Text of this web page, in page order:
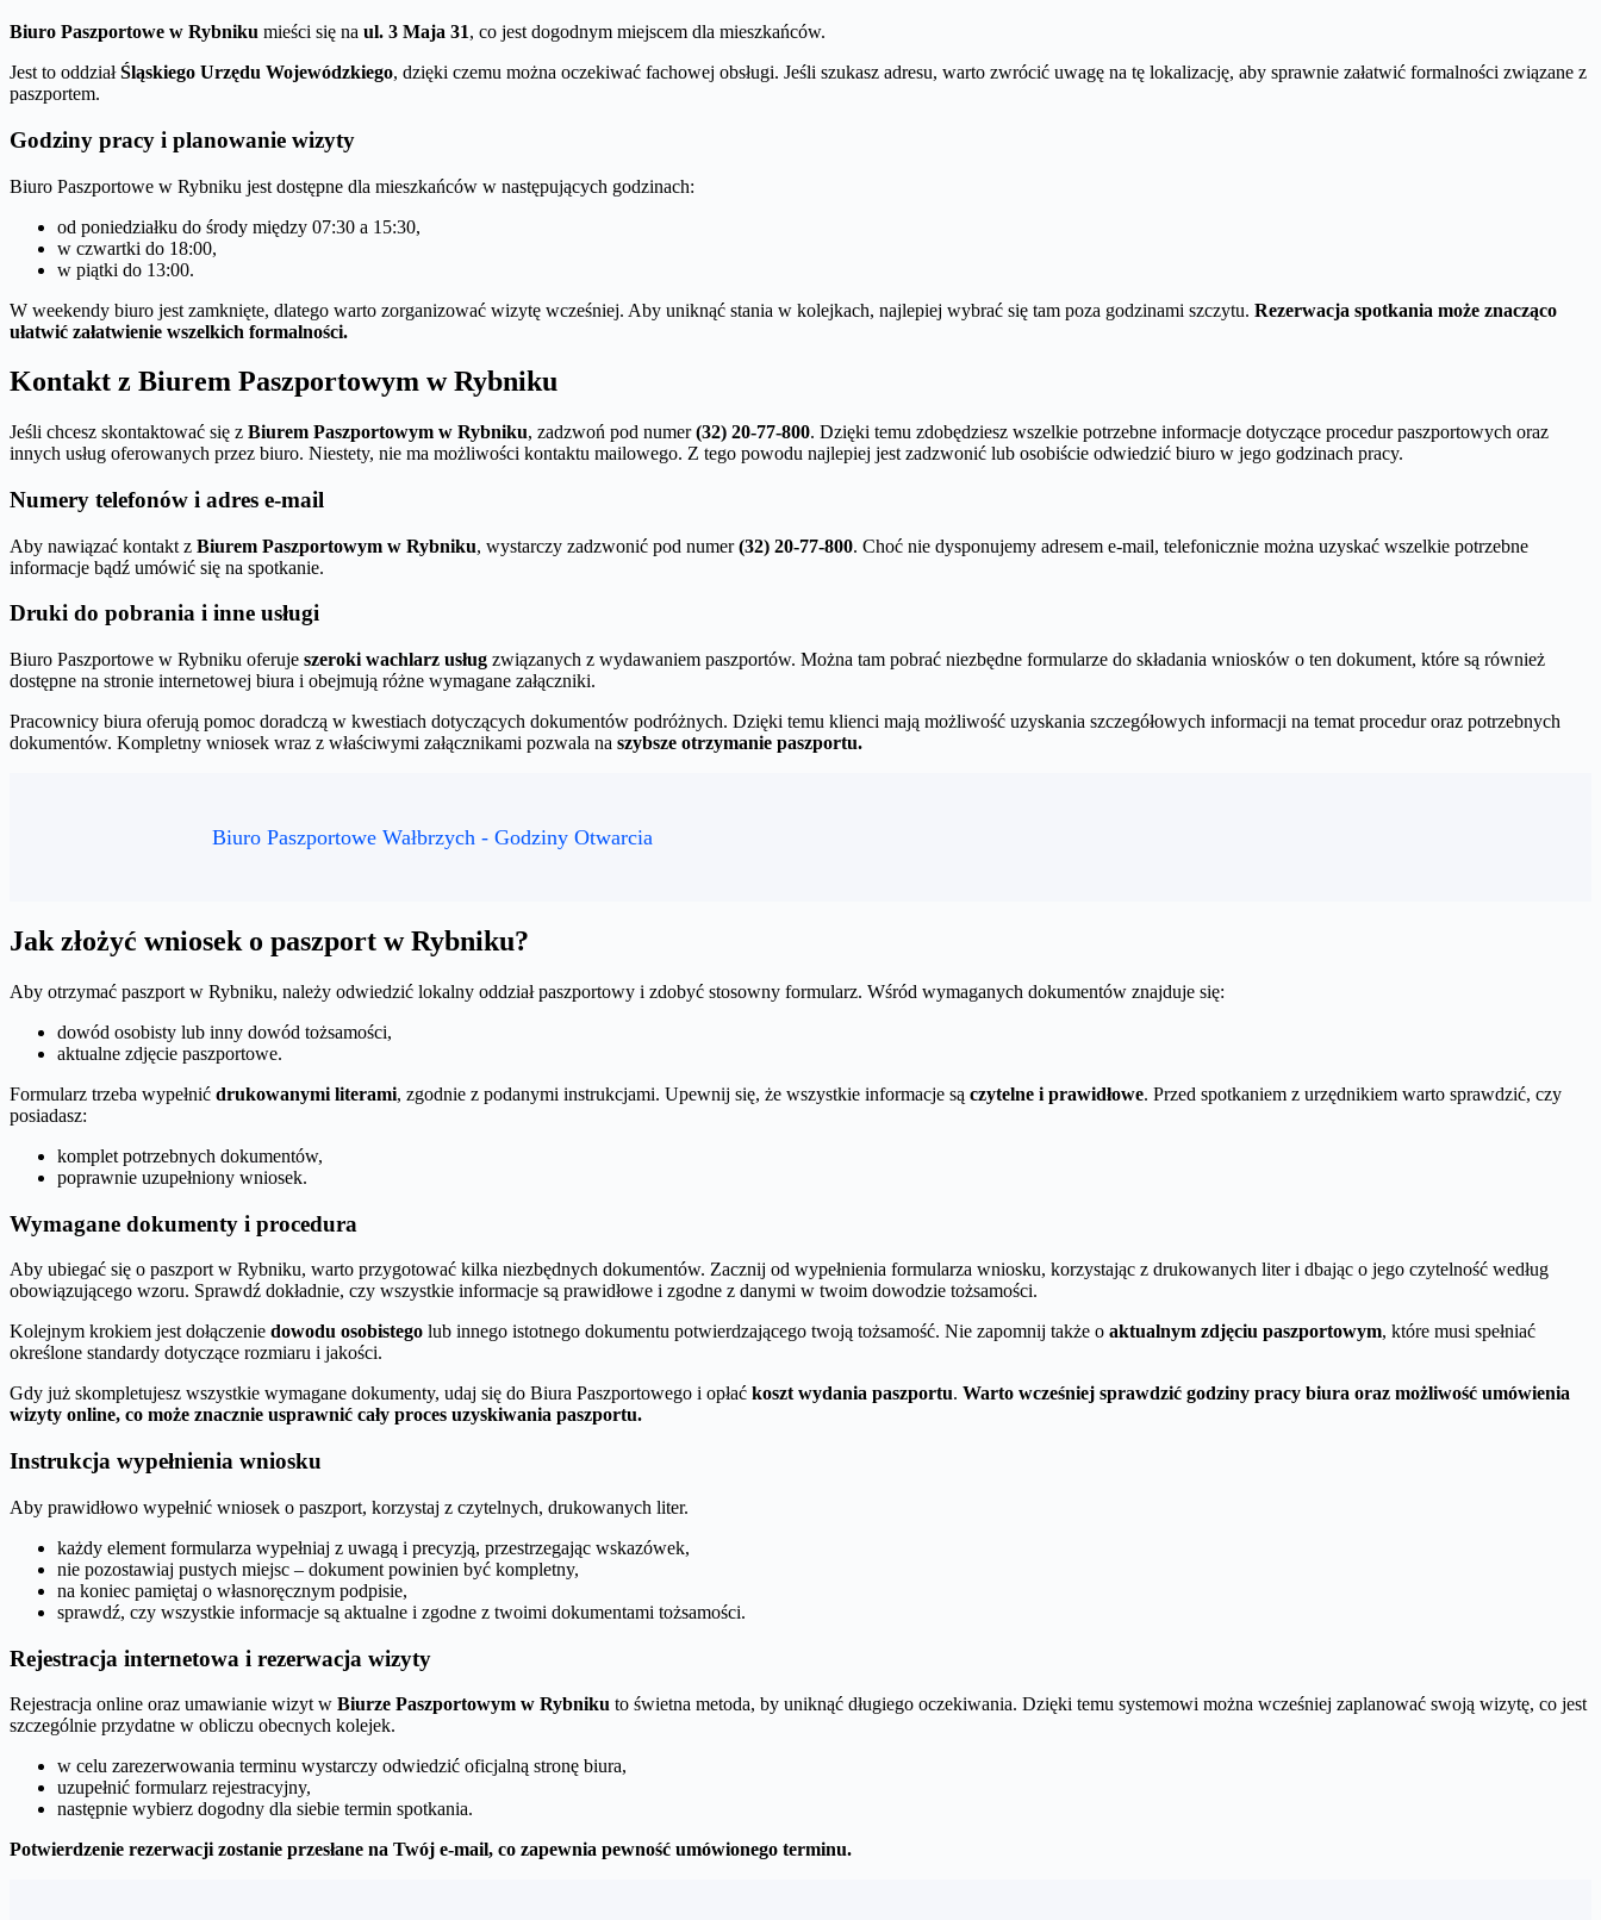
Biuro Paszportowe w Rybniku mieści się na ul. 3 Maja 31, co jest dogodnym miejscem dla mieszkańców.
Jest to oddziałŚląskiego Urzędu Wojewódzkiego, dzięki czemu można oczekiwać fachowej obsługi. Jeśli szukasz adresu, warto zwrócić uwagę na tę lokalizację, aby sprawnie załatwić formalności związane z
paszportem.
Godziny pracy i planowanie wizyty
Biuro Paszportowe w Rybniku jest dostępne dla mieszkańców w następujących godzinach:
od poniedziałku do środy między 07:30 a 15:30,
w czwartki do 18:00,
w piątki do 13:00.
W weekendy biuro jest zamknięte, dlatego warto zorganizować wizytę wcześniej. Aby uniknąć stania w kolejkach, najlepiej wybrać się tam poza godzinami szczytu. Rezerwacja spotkania może znacząco
ułatwić załatwienie wszelkich formalności.
Kontakt z Biurem Paszportowym w Rybniku
Jeśli chcesz skontaktować się z Biurem Paszportowym w Rybniku, zadzwoń pod numer(32) 20-77-800. Dzięki temu zdobędziesz wszelkie potrzebne informacje dotyczące procedur paszportowych oraz
innych usług oferowanych przez biuro. Niestety, nie ma możliwości kontaktu mailowego. Z tego powodu najlepiej jest zadzwonić lub osobiście odwiedzić biuro w jego godzinach pracy.
Numery telefonów i adres e-mail
Aby nawiązać kontakt z Biurem Paszportowym w Rybniku, wystarczy zadzwonić pod numer(32) 20-77-800. Choć nie dysponujemy adresem e-mail, telefonicznie można uzyskać wszelkie potrzebne
informacje bądź umówić się na spotkanie.
Druki do pobrania i inne usługi
Biuro Paszportowe w Rybniku oferuje szeroki wachlarz usług związanych z wydawaniem paszportów. Można tam pobrać niezbędne formularze do składania wniosków o ten dokument, które są również
dostępne na stronie internetowej biura i obejmują różne wymagane załączniki.
Pracownicy biura oferują pomoc doradczą w kwestiach dotyczących dokumentów podróżnych. Dzięki temu klienci mają możliwość uzyskania szczegółowych informacji na temat procedur oraz potrzebnych
dokumentów. Kompletny wniosek wraz z właściwymi załącznikami pozwala na szybsze otrzymanie paszportu.
Biuro Paszportowe Wałbrzych - Godziny Otwarcia
Jak złożyć wniosek o paszport w Rybniku?
Aby otrzymać paszport w Rybniku, należy odwiedzić lokalny oddział paszportowy i zdobyć stosowny formularz. Wśród wymaganych dokumentów znajduje się:
dowód osobisty lub inny dowód tożsamości,
aktualne zdjęcie paszportowe.
Formularz trzeba wypełnić drukowanymi literami, zgodnie z podanymi instrukcjami. Upewnij się, że wszystkie informacje są czytelne i prawidłowe. Przed spotkaniem z urzędnikiem warto sprawdzić, czy
posiadasz:
komplet potrzebnych dokumentów,
poprawnie uzupełniony wniosek.
Wymagane dokumenty i procedura
Aby ubiegać się o paszport w Rybniku, warto przygotować kilka niezbędnych dokumentów. Zacznij od wypełnienia formularza wniosku, korzystając z drukowanych liter i dbając o jego czytelność według
obowiązującego wzoru. Sprawdź dokładnie, czy wszystkie informacje są prawidłowe i zgodne z danymi w twoim dowodzie tożsamości.
Kolejnym krokiem jest dołączenie dowodu osobistego lub innego istotnego dokumentu potwierdzającego twoją tożsamość. Nie zapomnij także o aktualnym zdjęciu paszportowym, które musi spełniać
określone standardy dotyczące rozmiaru i jakości.
Gdy już skompletujesz wszystkie wymagane dokumenty, udaj się do Biura Paszportowego i opłać koszt wydania paszportu. Warto wcześniej sprawdzić godziny pracy biura oraz możliwość umówienia
wizyty online, co może znacznie usprawnić cały proces uzyskiwania paszportu.
Instrukcja wypełnienia wniosku
Aby prawidłowo wypełnić wniosek o paszport, korzystaj z czytelnych, drukowanych liter.
każdy element formularza wypełniaj z uwagą i precyzją, przestrzegając wskazówek,
nie pozostawiaj pustych miejsc – dokument powinien być kompletny,
na koniec pamiętaj o własnoręcznym podpisie,
sprawdź, czy wszystkie informacje są aktualne i zgodne z twoimi dokumentami tożsamości.
Rejestracja internetowa i rezerwacja wizyty
Rejestracja online oraz umawianie wizyt w Biurze Paszportowym w Rybniku to świetna metoda, by uniknąć długiego oczekiwania. Dzięki temu systemowi można wcześniej zaplanować swoją wizytę, co jest
szczególnie przydatne w obliczu obecnych kolejek.
w celu zarezerwowania terminu wystarczy odwiedzić oficjalną stronę biura,
uzupełnić formularz rejestracyjny,
następnie wybierz dogodny dla siebie termin spotkania.
Potwierdzenie rezerwacji zostanie przesłane na Twój e-mail, co zapewnia pewność umówionego terminu.